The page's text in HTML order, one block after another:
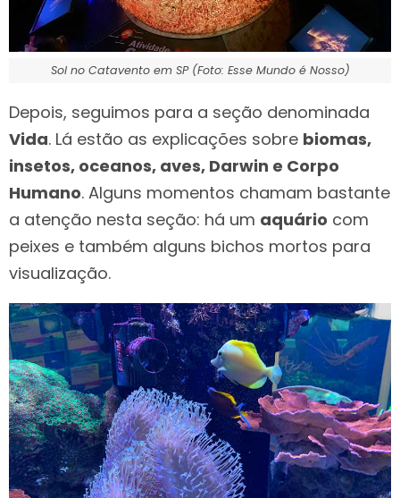
Sol no Catavento em SP (Foto: Esse Mundo é Nosso)
Depois, seguimos para a seção denominada
Vida. Lá estão as explicações sobre biomas,
insetos, oceanos, aves, Darwin e Corpo
Humano. Alguns momentos chamam bastante
a atenção nesta seção: há um aquário com
peixes e também alguns bichos mortos para
visualização.